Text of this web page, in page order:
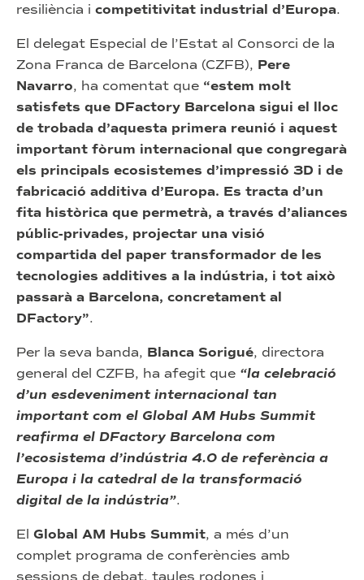
resiliència i competitivitat industrial d’Europa.
El delegat Especial de l’Estat al Consorci de la
Zona Franca de Barcelona (CZFB), Pere
Navarro, ha comentat que “estem molt
satisfets que DFactory Barcelona sigui el lloc
de trobada d’aquesta primera reunió i aquest
important fòrum internacional que congregarà
els principals ecosistemes d’impressió 3D i de
fabricació additiva d’Europa. Es tracta d’un
fita històrica que permetrà, a través d’aliances
públic-privades, projectar una visió
compartida del paper transformador de les
tecnologies additives a la indústria, i tot això
passarà a Barcelona, concretament al
DFactory”.
Per la seva banda, Blanca Sorigué, directora
general del CZFB, ha afegit que “la celebració
d’un esdeveniment internacional tan
important com el Global AM Hubs Summit
reafirma el DFactory Barcelona com
l’ecosistema d’indústria 4.0 de referència a
Europa i la catedral de la transformació
digital de la indústria”.
El Global AM Hubs Summit, a més d’un
complet programa de conferències amb
sessions de debat, taules rodones i